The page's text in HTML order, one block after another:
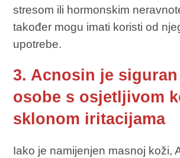
stresom ili hormonskim
također mogu imati koristi od
upotrebe.
3. Acnosin je siguran
osobe s osjetljivom
sklonom iritacijama
Iako je namijenjen masnoj koži,